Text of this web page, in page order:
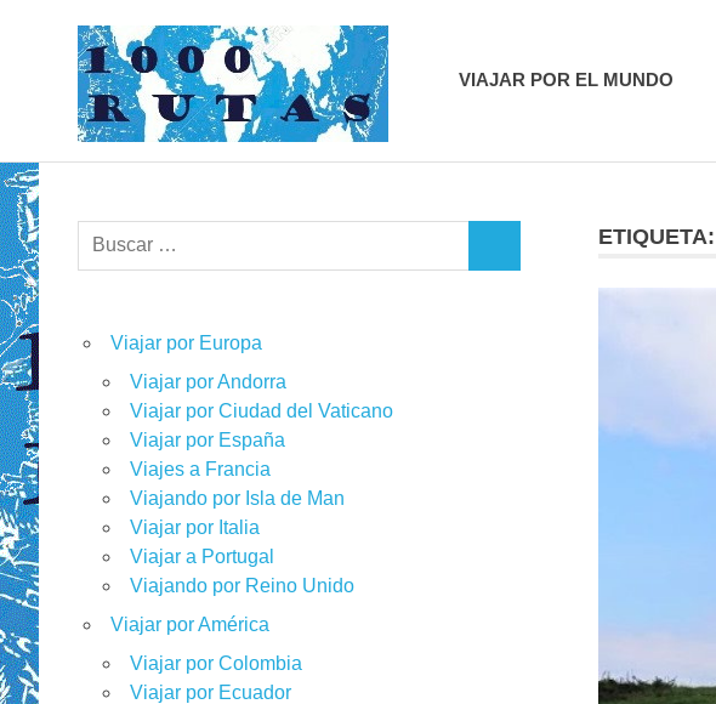
contenido
ruedas
VIAJAR POR EL MUNDO
ETIQUETA:
Buscar:
Viajar por Europa
Viajar por Andorra
Viajar por Ciudad del Vaticano
Viajar por España
Viajes a Francia
Viajando por Isla de Man
Viajar por Italia
Viajar a Portugal
Viajando por Reino Unido
Viajar por América
Viajar por Colombia
Viajar por Ecuador